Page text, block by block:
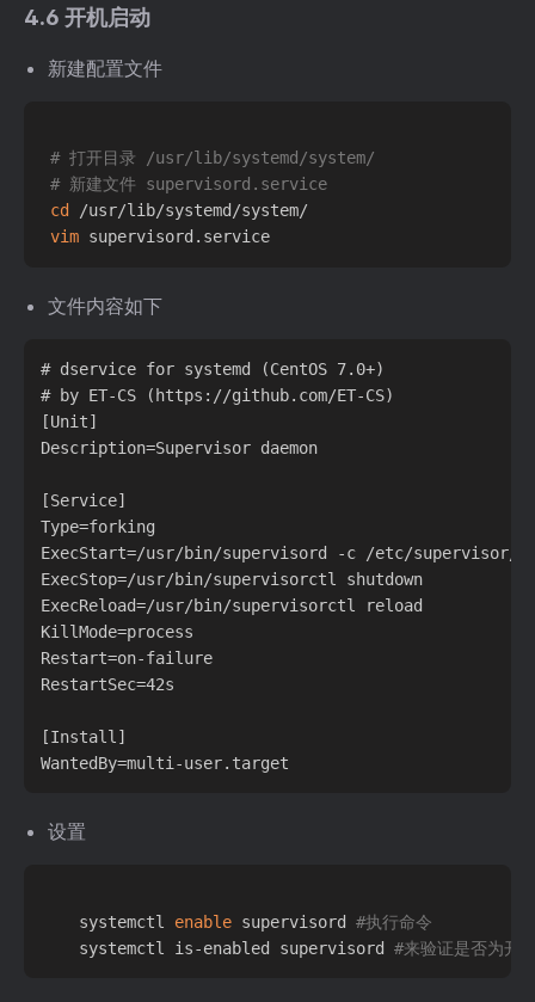
4.6 开机启动
新建配置文件
# 打开目录 /usr/lib/systemd/system/
# 新建文件 supervisord.service
cd
/usr/lib/systemd/system/
vim
文件内容如下
# dservice for systemd (CentOS 7.0+)
# by ET-CS (https://github.com/ET-CS)
[Unit]
Description=Supervisor daemon
[Service]
Type=forking
ExecStart=/usr/bin/supervisord -c /etc/supervisor/
ExecStop=/usr/bin/supervisorctl shutdown
ExecReload=/usr/bin/supervisorctl reload
KillMode=process
Restart=on-failure
RestartSec=42s
[Install]
设置
    systemctl
enable supervisord #执行命令
    systemctl is-enabled supervisord
#来验证是否为开